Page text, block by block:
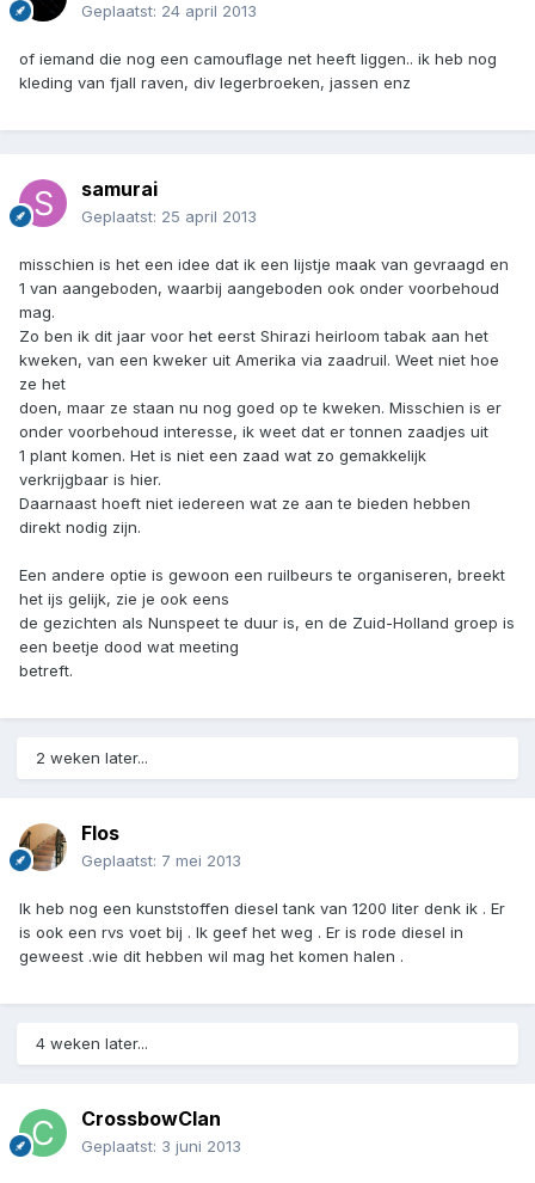
Geplaatst: 24 april 2013
of iemand die nog een camouflage net heeft liggen.. ik heb nog
kleding van fjall raven, div legerbroeken, jassen enz
samurai
Geplaatst: 25 april 2013
misschien is het een idee dat ik een lijstje maak van gevraagd en
1 van aangeboden, waarbij aangeboden ook onder voorbehoud
mag.
Zo ben ik dit jaar voor het eerst Shirazi heirloom tabak aan het
kweken, van een kweker uit Amerika via zaadruil. Weet niet hoe
ze het
doen, maar ze staan nu nog goed op te kweken. Misschien is er
onder voorbehoud interesse, ik weet dat er tonnen zaadjes uit
1 plant komen. Het is niet een zaad wat zo gemakkelijk
verkrijgbaar is hier.
Daarnaast hoeft niet iedereen wat ze aan te bieden hebben
direkt nodig zijn.
Een andere optie is gewoon een ruilbeurs te organiseren, breekt
het ijs gelijk, zie je ook eens
de gezichten als Nunspeet te duur is, en de Zuid-Holland groep is
een beetje dood wat meeting
betreft.
2 weken later...
Flos
Geplaatst: 7 mei 2013
Ik heb nog een kunststoffen diesel tank van 1200 liter denk ik . Er
is ook een rvs voet bij . Ik geef het weg . Er is rode diesel in
geweest .wie dit hebben wil mag het komen halen .
4 weken later...
CrossbowClan
Geplaatst: 3 juni 2013